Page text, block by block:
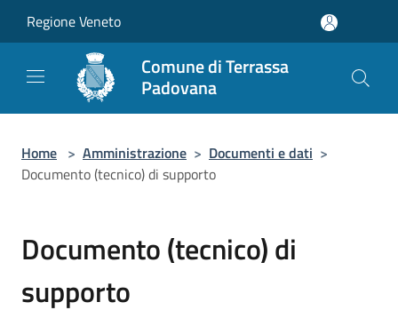
Regione Veneto
Comune di Terrassa
Padovana
Home > Amministrazione > Documenti e dati >
Documento (tecnico) di supporto
Documento (tecnico) di
supporto